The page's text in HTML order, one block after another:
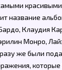
название
Клаудия
Монро,
же были